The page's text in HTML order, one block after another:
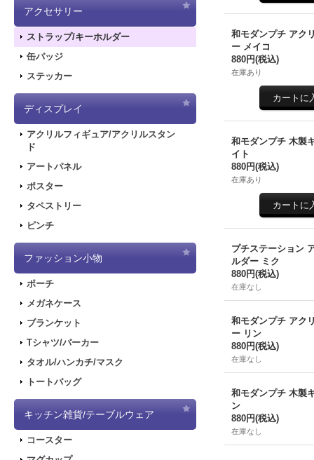
アクセサリー
ストラップ/キーホルダー
缶バッジ
ステッカー
ディスプレイ
アクリルフィギュア/アクリルスタン
ド
アートパネル
ポスター
タペストリー
ピンチ
ファッション小物
ポーチ
メガネケース
ブランケット
Tシャツ/パーカー
タオル/ハンカチ/マスク
トートバッグ
キッチン雑貨/テーブルウェア
コースター
和モダンプチ アク
ー メイコ
880円(税込)
在庫あり
和モダンプチ 木製
イト
880円(税込)
在庫あり
プチステーション
ルダー ミク
880円(税込)
在庫なし
和モダンプチ アク
ー リン
880円(税込)
在庫なし
和モダンプチ 木製
ン
880円(税込)
在庫なし